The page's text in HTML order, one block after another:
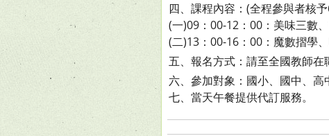
四、課程內容：(全程參與者核
(一)09：00-12：00：美味三數
(二)13：00-16：00：魔數摺學、
五、報名方式：請至全國教師
六、參加對象：國小、國中、高
七、當天午餐提供代訂服務。